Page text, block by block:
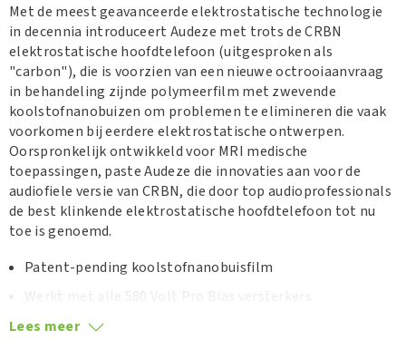
Met de meest geavanceerde elektrostatische technologie
in decennia introduceert Audeze met trots de CRBN
elektrostatische hoofdtelefoon (uitgesproken als
"carbon"), die is voorzien van een nieuwe octrooiaanvraag
in behandeling zijnde polymeerfilm met zwevende
koolstofnanobuizen om problemen te elimineren die vaak
voorkomen bij eerdere elektrostatische ontwerpen.
Oorspronkelijk ontwikkeld voor MRI medische
toepassingen, paste Audeze die innovaties aan voor de
audiofiele versie van CRBN, die door top audioprofessionals
de best klinkende elektrostatische hoofdtelefoon tot nu
toe is genoemd.
Patent-pending koolstofnanobuisfilm
Nauwkeurige lage frequentieprestaties
Lees meer